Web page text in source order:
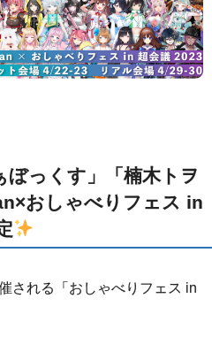
ぼっくす」「楠木トヲ
おしゃべりフェス in
される「おしゃべりフェス in